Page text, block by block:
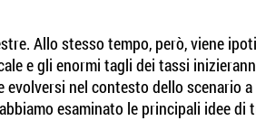
Allo stesso tempo, però, viene
e gli enormi tagli dei tassi
nel contesto dello scenario a
esaminato le principali idee di